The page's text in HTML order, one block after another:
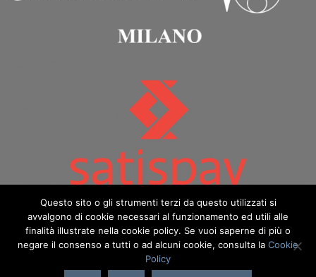
Copyright 2026 ©️ Eurottica & Vanzina - eurotticavanzina.it è
Questo sito o gli strumenti terzi da questo utilizzati si
avvalgono di cookie necessari al funzionamento ed utili alle
finalità illustrate nella cookie policy. Se vuoi saperne di più o
negare il consenso a tutti o ad alcuni cookie, consulta la Cookie
Policy